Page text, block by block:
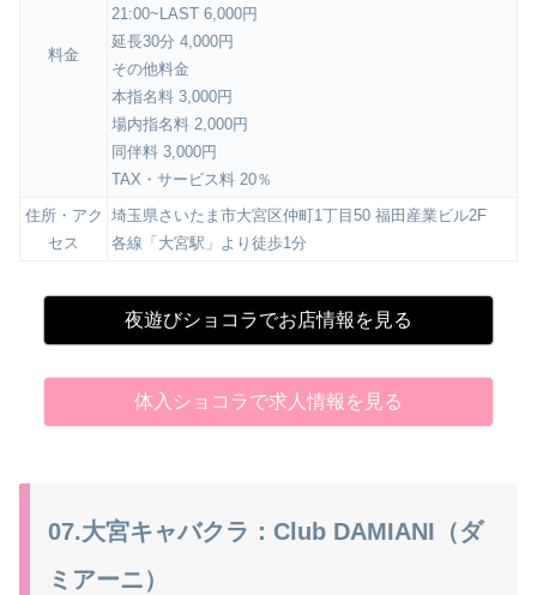
料金
21:00~LAST 6,000円
延長30分 4,000円
その他料金
本指名料 3,000円
場内指名料 2,000円
同伴料 3,000円
TAX・サービス料 20％
住所・アク
セス
埼玉県さいたま市大宮区仲町1丁目50 福田産業ビル2F
各線「大宮駅」より徒歩1分
夜遊びショコラでお店情報を見る
体入ショコラで求人情報を見る
07.大宮キャバクラ：Club DAMIANI（ダ
ミアーニ）